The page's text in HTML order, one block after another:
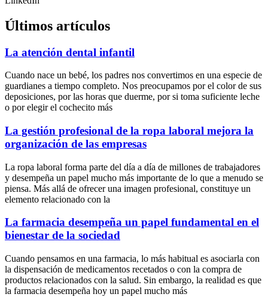
Últimos artículos
La atención dental infantil
Cuando nace un bebé, los padres nos convertimos en una especie de
guardianes a tiempo completo. Nos preocupamos por el color de sus
deposiciones, por las horas que duerme, por si toma suficiente leche
o por elegir el cochecito más
La gestión profesional de la ropa laboral mejora la
organización de las empresas
La ropa laboral forma parte del día a día de millones de trabajadores
y desempeña un papel mucho más importante de lo que a menudo se
piensa. Más allá de ofrecer una imagen profesional, constituye un
elemento relacionado con la
La farmacia desempeña un papel fundamental en el
bienestar de la sociedad
Cuando pensamos en una farmacia, lo más habitual es asociarla con
la dispensación de medicamentos recetados o con la compra de
productos relacionados con la salud. Sin embargo, la realidad es que
la farmacia desempeña hoy un papel mucho más